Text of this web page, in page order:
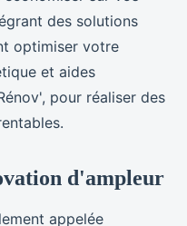
des solutions
optimiser votre
et aides
pour réaliser des
d'ampleur
appelée